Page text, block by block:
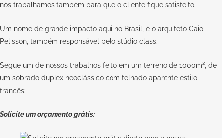
nós trabalhamos também para que o cliente fique satisfeito.
Um nome de grande impacto aqui no Brasil, é o arquiteto Caio
Pelisson , também responsável pelo stúdio class.
Segue um de nossos trabalhos feito em um terreno de 1000m², de
um sobrado duplex neoclássico com telhado aparente estilo
francês:
Solicite um orçamento grátis: